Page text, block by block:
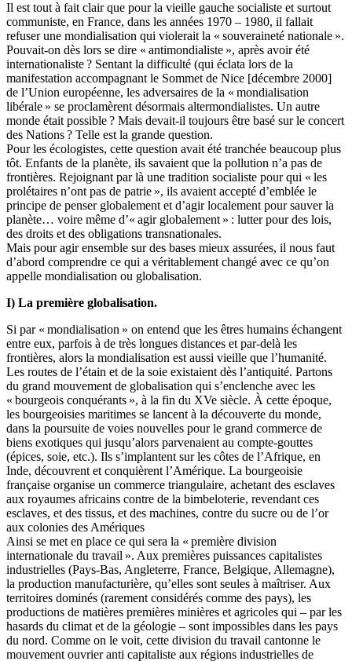
Il est tout à fait clair que pour la vieille gauche socialiste et surtout
communiste, en France, dans les années 1970 – 1980, il fallait
refuser une mondialisation qui violerait la « souveraineté nationale ».
Pouvait-on dès lors se dire « antimondialiste », après avoir été
internationaliste ? Sentant la difficulté (qui éclata lors de la
manifestation accompagnant le Sommet de Nice [décembre 2000]
de l’Union européenne, les adversaires de la « mondialisation
libérale » se proclamèrent désormais altermondialistes. Un autre
monde était possible ? Mais devait-il toujours être basé sur le concert
des Nations ? Telle est la grande question.
Pour les écologistes, cette question avait été tranchée beaucoup plus
tôt. Enfants de la planète, ils savaient que la pollution n’a pas de
frontières. Rejoignant par là une tradition socialiste pour qui « les
prolétaires n’ont pas de patrie », ils avaient accepté d’emblée le
principe de penser globalement et d’agir localement pour sauver la
planète… voire même d’« agir globalement » : lutter pour des lois,
des droits et des obligations transnationales.
Mais pour agir ensemble sur des bases mieux assurées, il nous faut
d’abord comprendre ce qui a véritablement changé avec ce qu’on
appelle mondialisation ou globalisation.
I) La première globalisation.
Si par « mondialisation » on entend que les êtres humains échangent
entre eux, parfois à de très longues distances et par-delà les
frontières, alors la mondialisation est aussi vieille que l’humanité.
Les routes de l’étain et de la soie existaient dès l’antiquité. Partons
du grand mouvement de globalisation qui s’enclenche avec les
« bourgeois conquérants », à la fin du XVe siècle. À cette époque,
les bourgeoisies maritimes se lancent à la découverte du monde,
dans la poursuite de voies nouvelles pour le grand commerce de
biens exotiques qui jusqu’alors parvenaient au compte-gouttes
(épices, soie, etc.). Ils s’implantent sur les côtes de l’Afrique, en
Inde, découvrent et conquièrent l’Amérique. La bourgeoisie
française organise un commerce triangulaire, achetant des esclaves
aux royaumes africains contre de la bimbeloterie, revendant ces
esclaves, et des tissus, et des machines, contre du sucre ou de l’or
aux colonies des Amériques
Ainsi se met en place ce qui sera la « première division
internationale du travail ». Aux premières puissances capitalistes
industrielles (Pays-Bas, Angleterre, France, Belgique, Allemagne),
la production manufacturière, qu’elles sont seules à maîtriser. Aux
territoires dominés (rarement considérés comme des pays), les
productions de matières premières minières et agricoles qui – par les
hasards du climat et de la géologie – sont impossibles dans les pays
du nord. Comme on le voit, cette division du travail cantonne le
mouvement ouvrier anti capitaliste aux régions industrielles de